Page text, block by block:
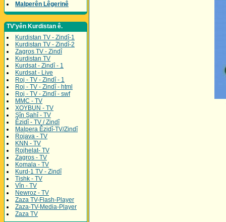
Malperên Lêgerinê
TV'yên Kurdistan ê.
Kurdistan TV - Zindî-1
Kurdistan TV - Zindî-2
Zagros TV - Zindî
Kurdistan TV
Kurdsat - Zindî - 1
Kurdsat - Live
Roj - TV - Zindî - 1
Roj - TV - Zindî - html
Roj - TV - Zindî - swf
MMC - TV
XOYBUN - TV
Şîn Şahî - TV
Êzidî - TV / Zindî
Malpera Êzidî-TV/Zindî
Rojava - TV
KNN - TV
Rojhelat- TV
Zagros - TV
Komala - TV
Kurd-1 TV - Zindî
Tishk - TV
Vîn - TV
Newroz - TV
Zaza TV-Flash-Player
Zaza-TV-Media-Player
Zaza TV